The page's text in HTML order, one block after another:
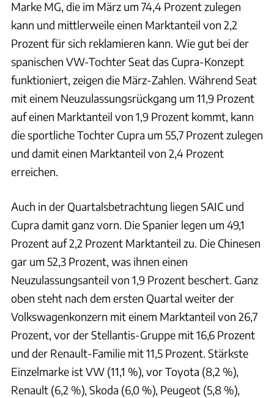
Marke MG, die im März um 74,4 Prozent zulegen
kann und mittlerweile einen Marktanteil von 2,2
Prozent für sich reklamieren kann. Wie gut bei der
spanischen VW-Tochter Seat das Cupra-Konzept
funktioniert, zeigen die März-Zahlen. Während Seat
mit einem Neuzulassungsrückgang um 11,9 Prozent
auf einen Marktanteil von 1,9 Prozent kommt, kann
die sportliche Tochter Cupra um 55,7 Prozent zulegen
und damit einen Marktanteil von 2,4 Prozent
erreichen.
Auch in der Quartalsbetrachtung liegen SAIC und
Cupra damit ganz vorn. Die Spanier legen um 49,1
Prozent auf 2,2 Prozent Marktanteil zu. Die Chinesen
gar um 52,3 Prozent, was ihnen einen
Neuzulassungsanteil von 1,9 Prozent beschert. Ganz
oben steht nach dem ersten Quartal weiter der
Volkswagenkonzern mit einem Marktanteil von 26,7
Prozent, vor der Stellantis-Gruppe mit 16,6 Prozent
und der Renault-Familie mit 11,5 Prozent. Stärkste
Einzelmarke ist VW (11,1 %), vor Toyota (8,2 %),
Renault (6,2 %), Skoda (6,0 %), Peugeot (5,8 %),